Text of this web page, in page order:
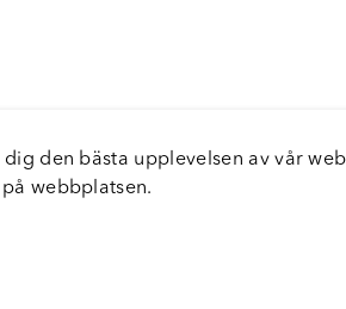
den bästa upplevelsen av vår
webbplatsen.